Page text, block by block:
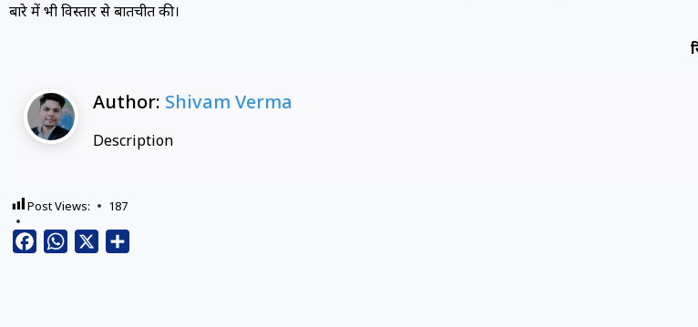
बारे में भी विस्तार से बातचीत की।
Author: Shivam Verma
Description
Post Views: 187
FacebookWhatsApp